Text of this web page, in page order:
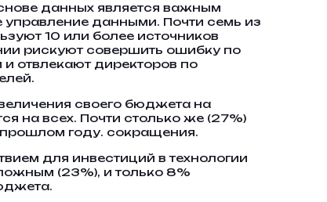
данных является важным
данными. Почти семь из
10 или более источников
рискуют совершить ошибку по
отвлекают директоров по
своего бюджета на
на всех. Почти столько же (27%)
прошлом году. сокращения.
для инвестиций в технологии
(23%), и только 8%